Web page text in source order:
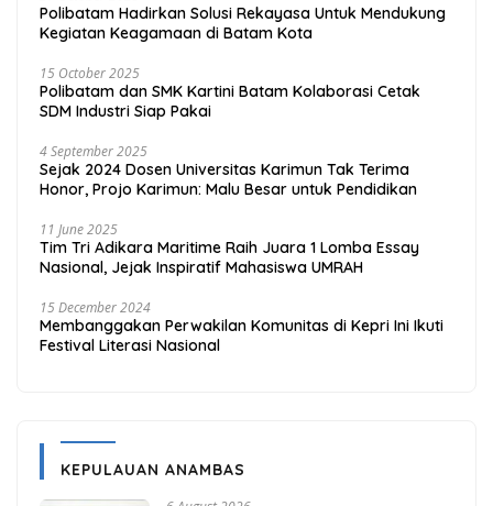
Polibatam Hadirkan Solusi Rekayasa Untuk Mendukung
Kegiatan Keagamaan di Batam Kota
15 October 2025
Polibatam dan SMK Kartini Batam Kolaborasi Cetak
SDM Industri Siap Pakai
4 September 2025
Sejak 2024 Dosen Universitas Karimun Tak Terima
Honor, Projo Karimun: Malu Besar untuk Pendidikan
11 June 2025
Tim Tri Adikara Maritime Raih Juara 1 Lomba Essay
Nasional, Jejak Inspiratif Mahasiswa UMRAH
15 December 2024
Membanggakan Perwakilan Komunitas di Kepri Ini Ikuti
Festival Literasi Nasional
KEPULAUAN ANAMBAS